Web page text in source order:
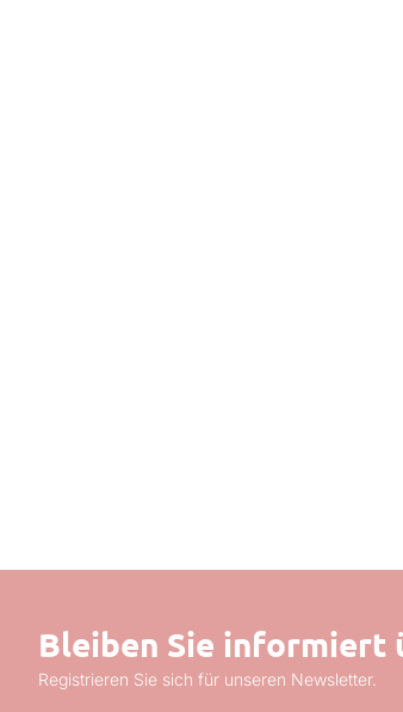
Bleiben Sie informiert
Registrieren Sie sich für unseren Newsletter.